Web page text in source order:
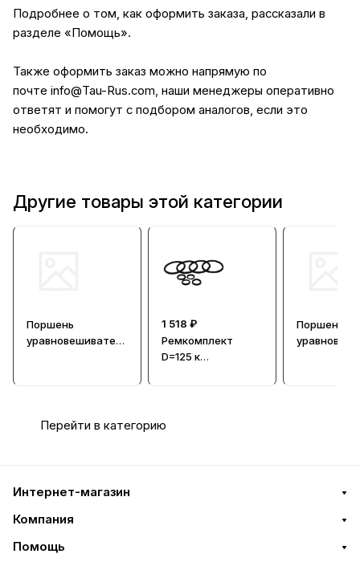
Подробнее о том, как оформить заказа, рассказали в
разделе «Помощь».
Также оформить заказ можно напрямую по
почте info@Tau-Rus.com, наши менеджеры оперативно
ответят и помогут с подбором аналогов, если это
необходимо.
Другие товары этой категории
Поршень
уравновешивателя
1 518 ₽
Ремкомплект
D=125 к
Поршень
Перейти в категорию
Интернет-магазин
Компания
Помощь